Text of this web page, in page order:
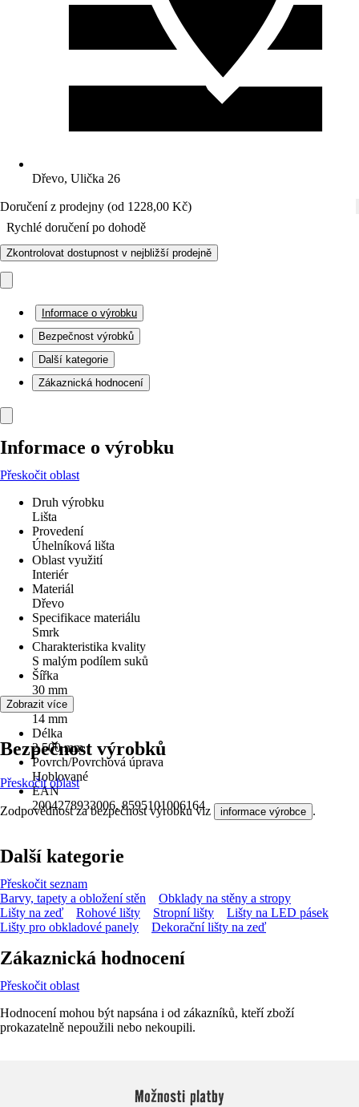
Dřevo, Ulička 26
Doručení z prodejny (od 1228,00 Kč)
Rychlé doručení po dohodě
Zkontrolovat dostupnost v nejbližší prodejně
Informace o výrobku
Bezpečnost výrobků
Další kategorie
Zákaznická hodnocení
Informace o výrobku
Přeskočit oblast
Druh výrobku
Lišta
Provedení
Úhelníková lišta
Oblast využití
Interiér
Materiál
Dřevo
Specifikace materiálu
Smrk
Charakteristika kvality
S malým podílem suků
Šířka
30 mm
Výška
14 mm
Délka
2 500 mm
Povrch/Povrchová úprava
Hoblované
EAN
2004278933006, 8595101006164
Zobrazit více
Bezpečnost výrobků
Přeskočit oblast
Zodpovědnost za bezpečnost výrobku viz informace výrobce .
Další kategorie
Přeskočit seznam
Barvy, tapety a obložení stěn
Obklady na stěny a stropy
Lišty na zeď
Rohové lišty Stropní lišty
Lišty na LED pásek
Lišty pro obkladové panely
Dekorační lišty na zeď
Zákaznická hodnocení
Přeskočit oblast
Hodnocení mohou být napsána i od zákazníků, kteří zboží
prokazatelně nepoužili nebo nekoupili.
Možnosti platby